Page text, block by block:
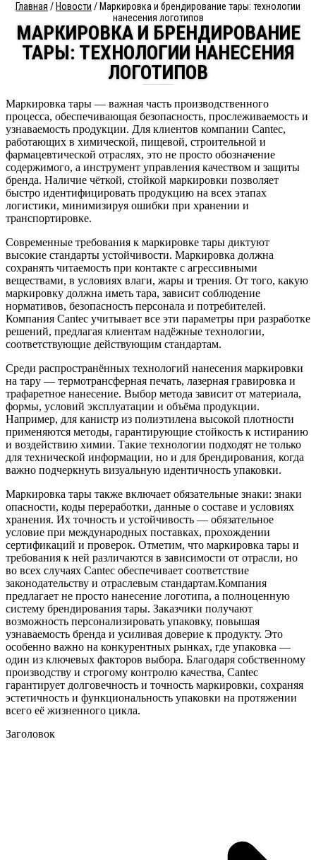
Главная / Новости / Маркировка и брендирование тары: технологии
нанесения логотипов
МАРКИРОВКА И БРЕНДИРОВАНИЕ
ТАРЫ: ТЕХНОЛОГИИ НАНЕСЕНИЯ
ЛОГОТИПОВ
Маркировка тары — важная часть производственного
процесса, обеспечивающая безопасность, прослеживаемость и
узнаваемость продукции. Для клиентов компании Cantec,
работающих в химической, пищевой, строительной и
фармацевтической отраслях, это не просто обозначение
содержимого, а инструмент управления качеством и защиты
бренда. Наличие чёткой, стойкой маркировки позволяет
быстро идентифицировать продукцию на всех этапах
логистики, минимизируя ошибки при хранении и
транспортировке.
Современные требования к маркировке тары диктуют
высокие стандарты устойчивости. Маркировка должна
сохранять читаемость при контакте с агрессивными
веществами, в условиях влаги, жары и трения. От того, какую
маркировку должна иметь тара, зависит соблюдение
нормативов, безопасность персонала и потребителей.
Компания Cantec учитывает все эти параметры при разработке
решений, предлагая клиентам надёжные технологии,
соответствующие действующим стандартам.
Среди распространённых технологий нанесения маркировки
на тару — термотрансферная печать, лазерная гравировка и
трафаретное нанесение. Выбор метода зависит от материала,
формы, условий эксплуатации и объёма продукции.
Например, для канистр из полиэтилена высокой плотности
применяются методы, гарантирующие стойкость к истиранию
и воздействию химии. Такие технологии подходят не только
для технической информации, но и для брендирования, когда
важно подчеркнуть визуальную идентичность упаковки.
Маркировка тары также включает обязательные знаки: знаки
опасности, коды переработки, данные о составе и условиях
хранения. Их точность и устойчивость — обязательное
условие при международных поставках, прохождении
сертификаций и проверок. Отметим, что маркировка тары и
требования к ней различаются в зависимости от отрасли, но
во всех случаях Cantec обеспечивает соответствие
законодательству и отраслевым стандартам.Компания
предлагает не просто нанесение логотипа, а полноценную
систему брендирования тары. Заказчики получают
возможность персонализировать упаковку, повышая
узнаваемость бренда и усиливая доверие к продукту. Это
особенно важно на конкурентных рынках, где упаковка —
один из ключевых факторов выбора. Благодаря собственному
производству и строгому контролю качества, Cantec
гарантирует долговечность и точность маркировки, сохраняя
эстетичность и функциональность упаковки на протяжении
всего её жизненного цикла.
Заголовок